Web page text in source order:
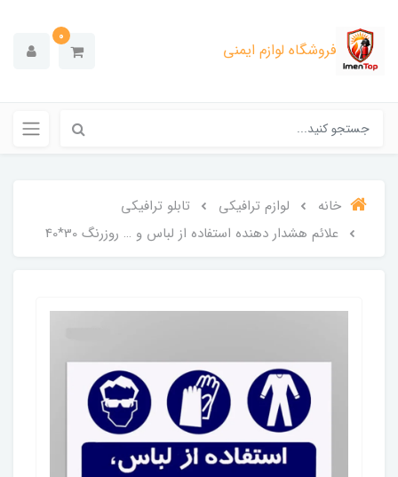
فروشگاه لوازم ایمنی
0
خانه لوازم ترافیکی
تابلو ترافیکی
علائم هشدار دهنده استفاده از لباس و … روزرنگ 30*40